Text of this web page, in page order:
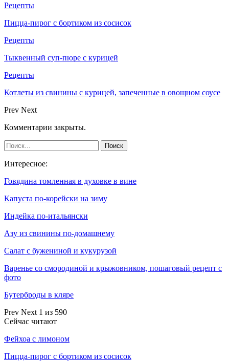
Рецепты
Пицца-пирог с бортиком из сосисок
Рецепты
Тыквенный суп-пюре с курицей
Рецепты
Котлеты из свинины с курицей, запеченные в овощном соусе
Prev Next
Комментарии закрыты.
Интересное:
Говядина томленная в духовке в вине
Капуста по-корейски на зиму
Индейка по-итальянски
Азу из свинины по-домашнему
Салат с бужениной и кукурузой
Варенье со смородиной и крыжовником, пошаговый рецепт с
фото
Бутерброды в кляре
Prev Next 1 из 590
Сейчас читают
Фейхоа с лимоном
Пицца-пирог с бортиком из сосисок